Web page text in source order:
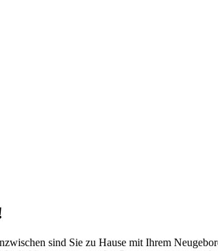
sind Sie zu Hause mit Ihrem